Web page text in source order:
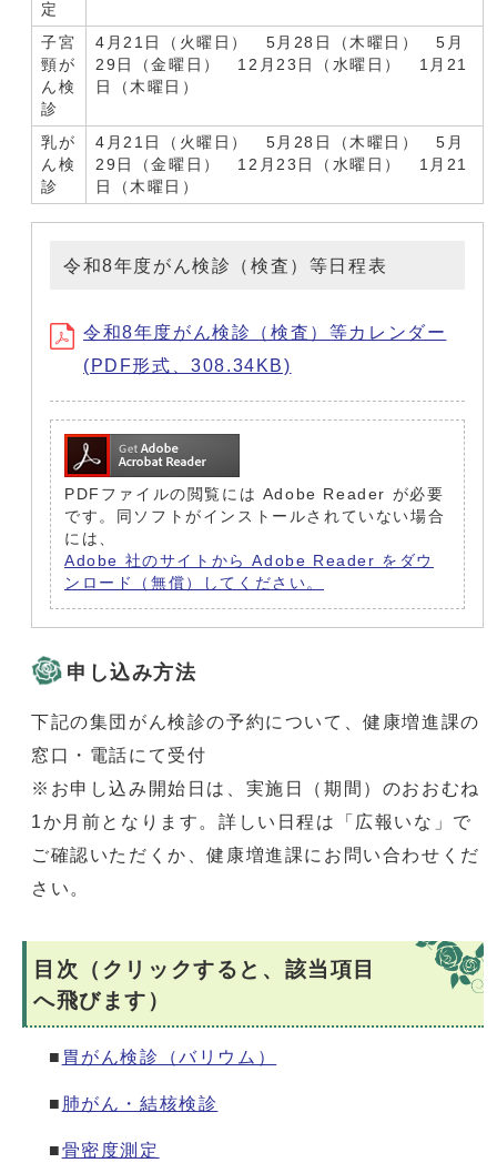
定
子宮
頸が
ん検
診
4月21日（火曜日） 5月28日（木曜日） 5月
29日（金曜日） 12月23日（水曜日） 1月21
日（木曜日）
乳が
ん検
診
4月21日（火曜日） 5月28日（木曜日） 5月
29日（金曜日） 12月23日（水曜日） 1月21
日（木曜日）
令和8年度がん検診（検査）等日程表
令和8年度がん検診（検査）等カレンダー
(PDF形式、308.34KB)
PDFファイルの閲覧には Adobe Reader が必要
です。同ソフトがインストールされていない場合
には、
Adobe 社のサイトから Adobe Reader をダウ
ンロード（無償）してください。
申し込み方法
下記の集団がん検診の予約について、健康増進課の
窓口・電話にて受付
※お申し込み開始日は、実施日（期間）のおおむね
1か月前となります。詳しい日程は「広報いな」で
ご確認いただくか、健康増進課にお問い合わせくだ
さい。
目次（クリックすると、該当項目
へ飛びます）
■ 胃がん検診（バリウム）
■ 肺がん・結核検診
■骨密度測定